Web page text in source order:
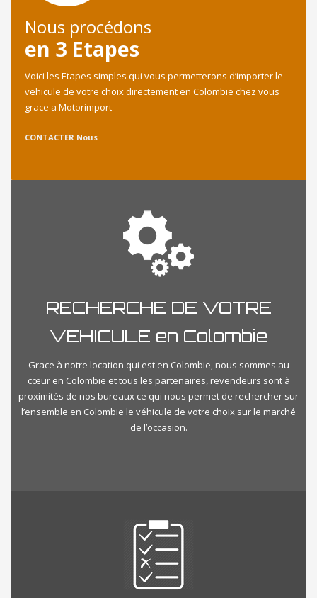
Nous procédons
en 3 Etapes
Voici les Etapes simples qui vous permetterons d’importer le
vehicule de votre choix directement en Colombie chez vous
grace a Motorimport
CONTACTER Nous
RECHERCHE DE VOTRE
VEHICULE en Colombie
Grace à notre location qui est en Colombie, nous sommes au
cœur en Colombie et tous les partenaires, revendeurs sont à
proximités de nos bureaux ce qui nous permet de rechercher sur
l’ensemble en Colombie le véhicule de votre choix sur le marché
de l’occasion.